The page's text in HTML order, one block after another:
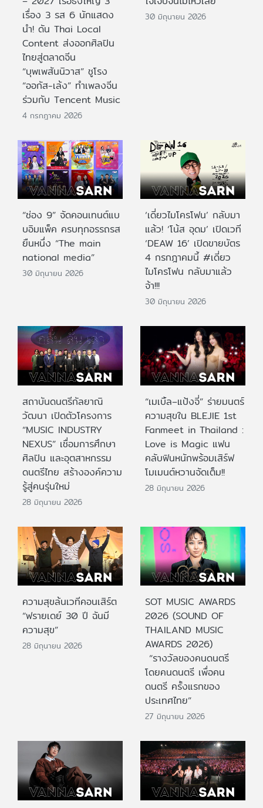
เรื่อง 3 รส 6 นักแสดง
นำ! ดัน Thai Local
Content ส่งออกศิลปิน
ไทยสู่ตลาดจีน
“บุพเพสันนิวาส” ชูโรง
“ออกัส-เล้ง” ทำเพลงจีน
ร่วมกับ Tencent Music
4 กรกฎาคม 2026
30 มิถุนายน 2026
“ช่อง 9” จัดคอนเทนต์แบ
บอิมแพ็ค ครบทุกอรรถรส
ยืนหนึ่ง “The main
national media”
30 มิถุนายน 2026
‘เดี่ยวไมโครโฟน’ กลับมา
แล้ว! ‘โน้ส อุดม’ เปิดเวที
‘DEAW 16’ เปิดขายบัตร
4 กรกฎาคมนี้ #เดี่ยว
ไมโครโฟน กลับมาแล้ว
จ้า!!!
30 มิถุนายน 2026
สถาบันดนตรีกัลยาณิ
วัฒนา เปิดตัวโครงการ
“MUSIC INDUSTRY
NEXUS” เชื่อมการศึกษา
ศิลปิน และอุตสาหกรรม
ดนตรีไทย สร้างองค์ความ
รู้สู่คนรุ่นใหม่
28 มิถุนายน 2026
“เมเบิ้ล–แป้งจี่” ร่ายมนตร์
ความสุขใน BLEJIE 1st
Fanmeet in Thailand :
Love is Magic แฟน
คลับฟินหนักพร้อมเสิร์ฟ
โมเมนต์หวานจัดเต็ม!!
28 มิถุนายน 2026
ความสุขล้นเวทีคอนเสิร์ต
“ฟรายเดย์ 30 ปี ฉันมี
ความสุข”
28 มิถุนายน 2026
SOT MUSIC AWARDS
2026 (SOUND OF
THAILAND MUSIC
AWARDS 2026)
“รางวัลของคนดนตรี
โดยคนดนตรี เพื่อคน
ดนตรี ครั้งแรกของ
ประเทศไทย”
27 มิถุนายน 2026